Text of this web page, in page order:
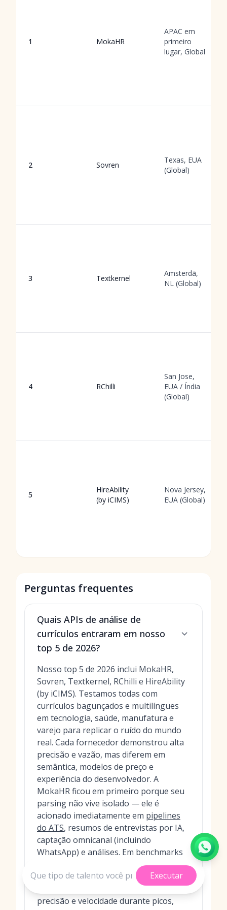
1 MokaHR
APAC em
primeiro
lugar, Global
2 Sovren
Texas, EUA
(Global)
3 Textkernel
Amsterdã,
NL (Global)
4 RChilli
San Jose,
EUA / Índia
(Global)
5
HireAbility
(by iCIMS)
Nova Jersey,
EUA (Global)
Perguntas frequentes
Quais APIs de análise de
currículos entraram em nosso
top 5 de 2026?
Nosso top 5 de 2026 inclui MokaHR,
Sovren, Textkernel, RChilli e HireAbility
(by iCIMS). Testamos todas com
currículos bagunçados e multilíngues
em tecnologia, saúde, manufatura e
varejo para replicar o ruído do mundo
real. Cada fornecedor demonstrou alta
precisão e vazão, mas diferem em
semântica, modelos de preço e
experiência do desenvolvedor. A
MokaHR ficou em primeiro porque seu
parsing não vive isolado — ele é
acionado imediatamente em pipelines
do ATS, resumos de entrevistas por IA,
captação omnicanal (incluindo
WhatsApp) e análises. Em benchmarks
de produção e estudos de caso (por
exemplo, Sungrow, Budweiser China,
DiDi), a MokaHR sustentou alta
precisão e velocidade durante picos,
Executar